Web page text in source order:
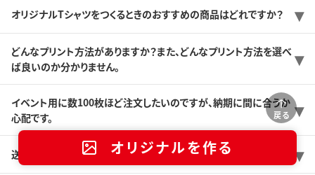
戻る
オリジナルを作る
オリジナルTシャツをつくるときのおすすめの商品はどれですか？
どんなプリント方法がありますか？また、どんなプリント方法を選べ
ば良いのか分かりません。
イベント用に数100枚ほど注文したいのですが、納期に間に合うか
心配です。
送料はどのくらいですか？